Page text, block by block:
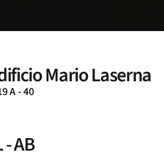
Mario Laserna
A - 40
AB